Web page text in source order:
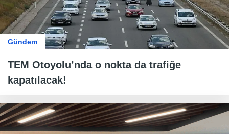
Gündem
TEM Otoyolu’nda o nokta da trafiğe
kapatılacak!